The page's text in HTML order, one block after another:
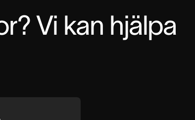
Vi kan hjälpa